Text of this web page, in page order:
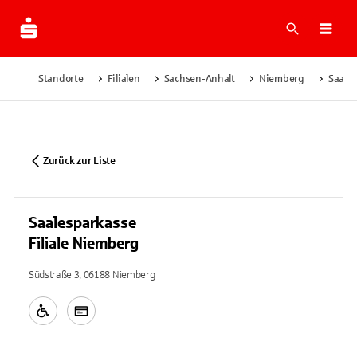
Suche
Standorte Filialen Sachsen-Anhalt Niemberg
Zurück zur Liste
Saalesparkasse
Filiale Niemberg
Südstraße 3, 06188 Niemberg